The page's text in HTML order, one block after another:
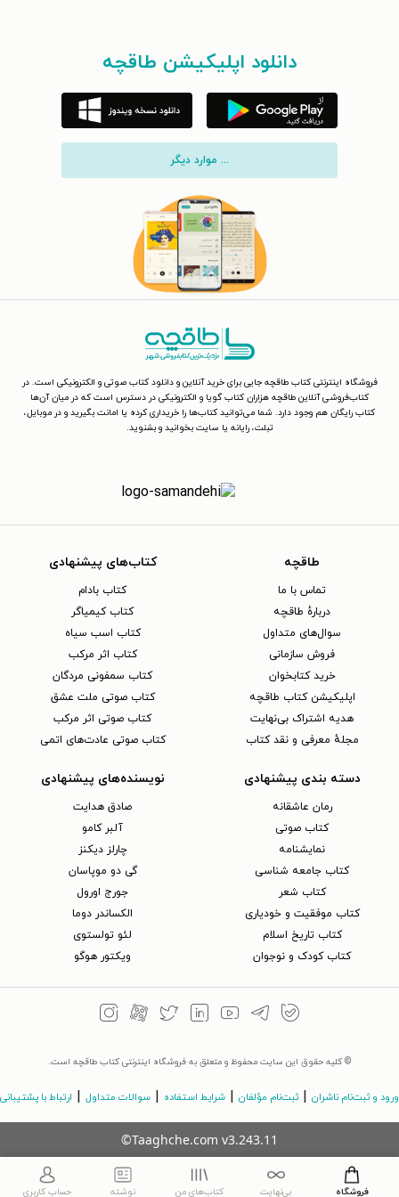
دانلود اپلیکیشن طاقچه
... موارد دیگر
فروشگاه اینترنتی کتاب طاقچه جایی برای خرید آنلاین و دانلود کتاب صوتی و الکترونیکی است. در
کتاب‌فروشی آنلاین طاقچه هزاران کتاب گویا و الکترونیکی در دسترس است که در میان آن‌ها
کتاب رایگان هم وجود دارد. شما می‌توانید کتاب‌ها را خریداری کرده یا امانت بگیرید و در موبایل،
تبلت، رایانه یا سایت بخوانید و بشنوید.
طاقچه
تماس با ما
دربارهٔ طاقچه
سوال‌های متداول
فروش سازمانی
خرید کتابخوان
اپلیکیشن کتاب طاقچه
هدیه اشتراک بی‌نهایت
مجلهٔ معرفی و نقد کتاب
کتاب‌های پیشنهادی
کتاب بادام
کتاب کیمیاگر
کتاب اسب سیاه
کتاب اثر مرکب
کتاب سمفونی مردگان
کتاب صوتی ملت عشق
کتاب صوتی اثر مرکب
کتاب صوتی عادت‌های اتمی
دسته بندی پیشنهادی
رمان عاشقانه
کتاب‌ صوتی
نمایشنامه
کتاب جامعه شناسی
کتاب شعر
کتاب موفقیت و خودیاری
کتاب تاریخ اسلام
کتاب کودک و نوجوان
نویسنده‌های پیشنهادی
صادق هدایت
آلبر کامو
چارلز دیکنز
گی دو موپاسان
جورج اورول
الکساندر دوما
لئو تولستوی
ویکتور هوگو
© کلیه حقوق این سایت محفوظ و متعلق به فروشگاه اینترنتی کتاب طاقچه است.
ورود و ثبت‌نام ناشران ثبت‌نام مؤلفان شرایط استفاده سوالات متداول ارتباط با پشتیبانی
©Taaghche.com v3.243.11
فروشگاه بی‌نهایت کتاب‌های من نوشته حساب کاربری